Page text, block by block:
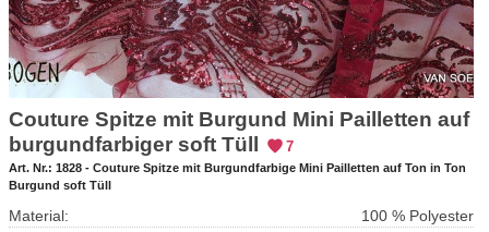
Couture Spitze mit Burgund Mini Pailletten auf
burgundfarbiger soft Tüll
7
Art. Nr.: 1828 - Couture Spitze mit Burgundfarbige Mini Pailletten auf Ton in Ton
Burgund soft Tüll
Material:
100 % Polyester